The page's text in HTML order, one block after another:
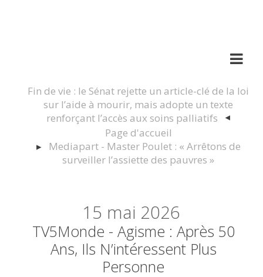
Fin de vie : le Sénat rejette un article-clé de la loi
sur l’aide à mourir, mais adopte un texte
renforçant l’accès aux soins palliatifs
Page d'accueil
Mediapart - Master Poulet : « Arrêtons de
surveiller l’assiette des pauvres »
15 mai 2026
TV5Monde - Agisme : Après 50
Ans, Ils N’intéressent Plus
Personne